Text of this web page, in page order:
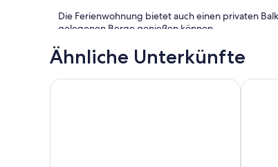
Die Ferienwohnung bietet auch einen privaten
gelegenen Berge genießen können.
In der Nähe gibt es einen natürlichen Badeteich.
Ein Parkplatz ist in einer Garage vorhanden.
Ähnliche Unterkünfte
Ferienwohnung "Obertimpflerhof Rosi" mit